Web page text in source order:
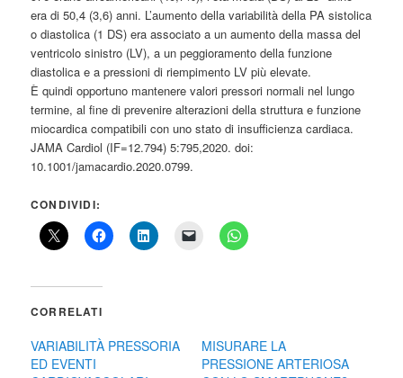
era di 50,4 (3,6) anni. L’aumento della variabilità della PA sistolica
o diastolica (1 DS) era associato a un aumento della massa del
ventricolo sinistro (LV), a un peggioramento della funzione
diastolica e a pressioni di riempimento LV più elevate.
È quindi opportuno mantenere valori pressori normali nel lungo
termine, al fine di prevenire alterazioni della struttura e funzione
miocardica compatibili con uno stato di insufficienza cardiaca.
JAMA Cardiol (IF=12.794) 5:795,2020. doi:
10.1001/jamacardio.2020.0799.
CONDIVIDI:
CORRELATI
VARIABILITÀ PRESSORIA
ED EVENTI
MISURARE LA
PRESSIONE ARTERIOSA